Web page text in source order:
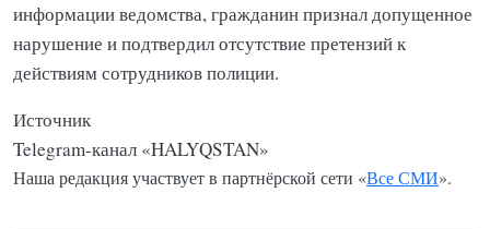
информации ведомства, гражданин признал допущенное
нарушение и подтвердил отсутствие претензий к
действиям сотрудников полиции.
Источник
Telegram-канал «HALYQSTAN»
Наша редакция участвует в партнёрской сети «Все СМИ».